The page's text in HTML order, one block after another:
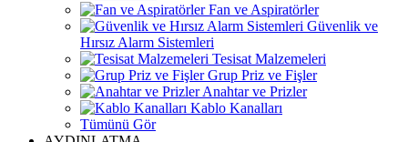
Fan ve Aspiratörler
Güvenlik ve
Hırsız Alarm Sistemleri
Tesisat Malzemeleri
Grup Priz ve Fişler
Anahtar ve Prizler
Kablo Kanalları
Tümünü Gör